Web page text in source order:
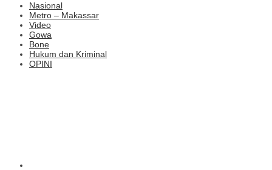
Nasional
Metro – Makassar
Video
Gowa
Bone
Hukum dan Kriminal
OPINI